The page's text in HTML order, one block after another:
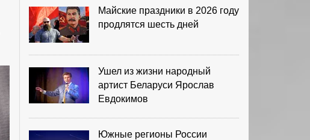
Майские праздники в 2026 году
продлятся шесть дней
Ушел из жизни народный
артист Беларуси Ярослав
Евдокимов
Южные регионы России